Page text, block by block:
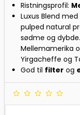
Ristningsprofil:
Luxus Blend med
pulped natural
sødme og
Mellemamerika
Yirgacheffe og
God til filter og